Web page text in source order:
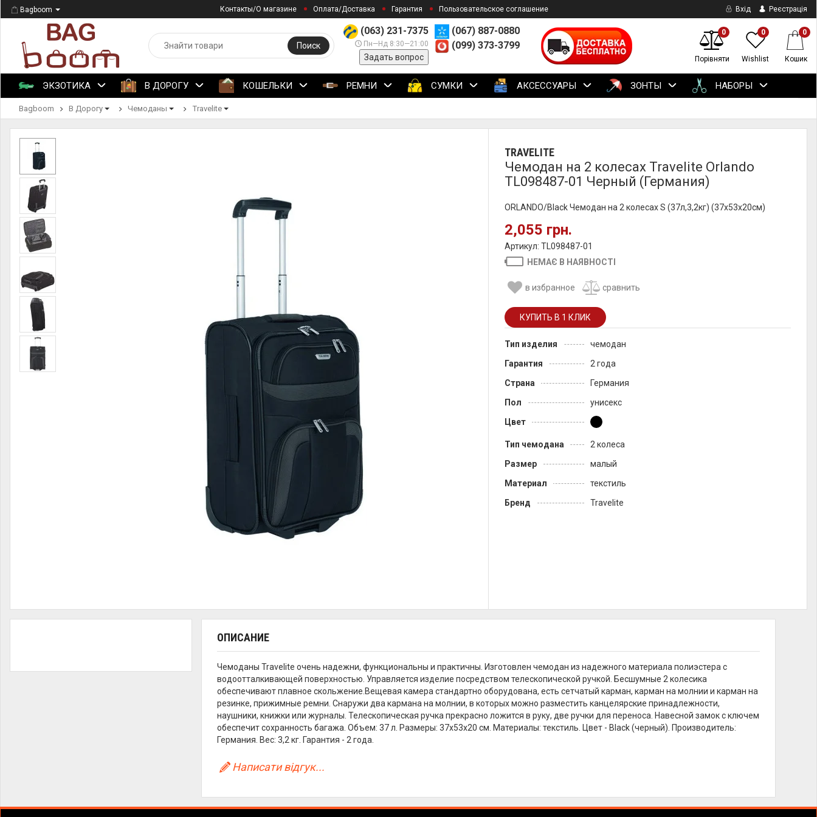
Bagboom Контакты/О магазине Оплата/Доставка Гарантия Пользовательское соглашение Вхід Реєстрація
(063) 231-7375
Пн—Нд 8:30—21:00
Задать вопрос
(067) 887-0880
(099) 373-3799
Поиск
0
Порівняти
0
Wishlist
0
Кошик
ЭКЗОТИКА В ДОРОГУ КОШЕЛЬКИ РЕМНИ СУМКИ АКСЕССУАРЫ ЗОНТЫ НАБОРЫ
Bagboom В Дорогу Чемоданы Travelite
TRAVELITE
Чемодан на 2 колесах Travelite Orlando
TL098487-01 Черный (Германия)
ORLANDO/Black Чемодан на 2 колесах S (37л,3,2кг) (37x53x20см)
2,055 грн.
Артикул: TL098487-01
НЕМАЄ В НАЯВНОСТІ
в избранное сравнить
Тип изделия
чемодан
Гарантия
2 года
Страна
Германия
Пол
унисекс
Цвет
Тип чемодана
2 колеса
Размер
малый
Материал
текстиль
Бренд
Travelite
ОПИСАНИЕ
Чемоданы Travelite очень надежни, функциональны и практичны. Изготовлен чемодан из надежного материала полиэстера с
водоотталкивающей поверхностью. Управляется изделие посредством телескопической ручкой. Бесшумные 2 колесика
обеспечивают плавное скольжение.Вещевая камера стандартно оборудована, есть сетчатый карман, карман на молнии и карман на
резинке, прижимные ремни. Снаружи два кармана на молнии, в которых можно разместить канцелярские принадлежности,
наушники, книжки или журналы. Телескопическая ручка прекрасно ложится в руку, две ручки для переноса. Навесной замок с ключем
обеспечит сохранность багажа. Объем: 37 л. Размеры: 37x53x20 см. Материалы: текстиль. Цвет - Black (черный). Производитель:
Германия. Вес: 3,2 кг. Гарантия - 2 года.
Написати відгук...